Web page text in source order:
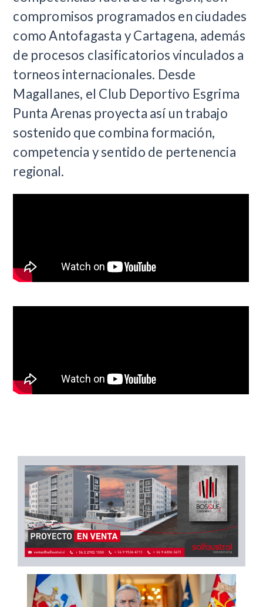
compromisos programados en ciudades
como Antofagasta y Cartagena, además
de procesos clasificatorios vinculados a
torneos internacionales. Desde
Magallanes, el Club Deportivo Esgrima
Punta Arenas proyecta así un trabajo
sostenido que combina formación,
competencia y sentido de pertenencia
regional.